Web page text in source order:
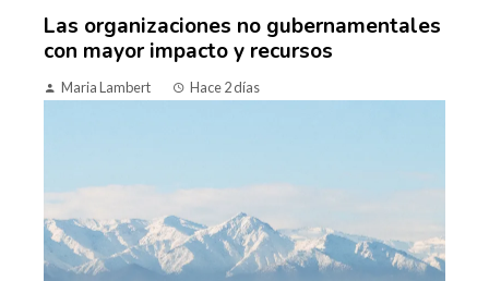
Las organizaciones no gubernamentales
con mayor impacto y recursos
Maria Lambert Hace 2 días